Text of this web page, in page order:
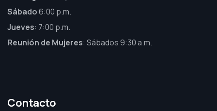
Sábado6:00 p.m.
Jueves: 7:00 p.m.
Reunión de Mujeres: Sábados 9:30 a.m.
Contacto